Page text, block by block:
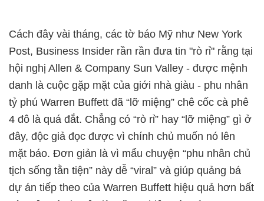
Cách đây vài tháng, các tờ báo Mỹ như New York
Post, Business Insider rần rần đưa tin "rò rỉ" rằng tại
hội nghị Allen & Company Sun Valley - được mệnh
danh là cuộc gặp mặt của giới nhà giàu - phu nhân
tỷ phú Warren Buffett đã “lỡ miệng” chê cốc cà phê
4 đô là quá đắt. Chẳng có “rò rỉ” hay “lỡ miệng” gì ở
đây, độc giả đọc được vì chính chủ muốn nó lên
mặt báo. Đơn giản là vì mẩu chuyện “phu nhân chủ
tịch sống tằn tiện” này dễ “viral” và giúp quảng bá
dự án tiếp theo của Warren Buffett hiệu quả hơn bất